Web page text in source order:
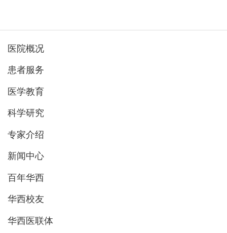
医院概况
患者服务
医学教育
科学研究
专家介绍
新闻中心
百年华西
华西校友
华西医联体